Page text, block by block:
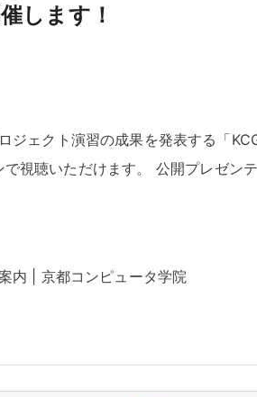
します！
ジェクト演習の成果を発表する「
視聴いただけます。
公開プレゼン
内 | 京都コンピュータ学院